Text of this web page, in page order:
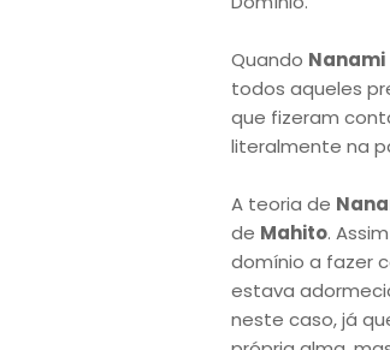
Quando Nanami
todos aqueles
que fizeram
literalmente na
A teoria de
de Mahito.
domínio a fazer
estava
neste caso, já